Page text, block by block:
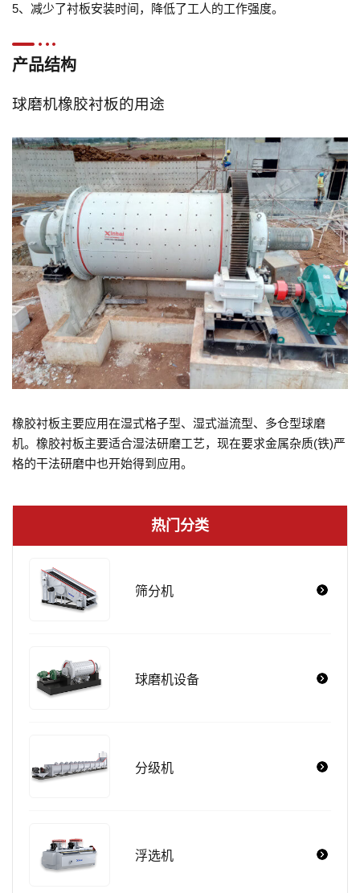
5、减少了衬板安装时间，降低了工人的工作强度。
产品结构
球磨机橡胶衬板的用途
橡胶衬板主要应用在湿式格子型、湿式溢流型、多仓型球磨
机。橡胶衬板主要适合湿法研磨工艺，现在要求金属杂质(铁)严
格的干法研磨中也开始得到应用。
热门分类
筛分机
球磨机设备
分级机
浮选机